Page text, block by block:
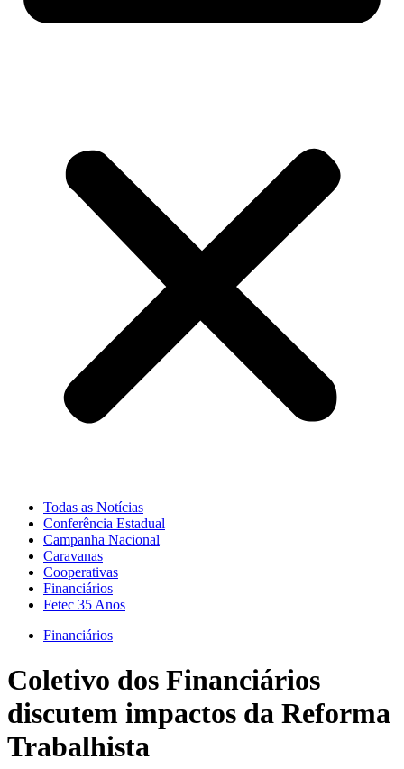
Todas as Notícias
Conferência Estadual
Campanha Nacional
Caravanas
Cooperativas
Financiários
Fetec 35 Anos
Financiários
Coletivo dos Financiários
discutem impactos da Reforma
Trabalhista